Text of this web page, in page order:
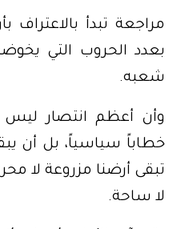
مراجعة تبدأ
بعدد الحروب التي
شعبه.
وأن أعظم انتصار ليس
خطاباً سياسياً، بل أن يبقى
تبقى أرضنا مزروعة لا
لا ساحة.